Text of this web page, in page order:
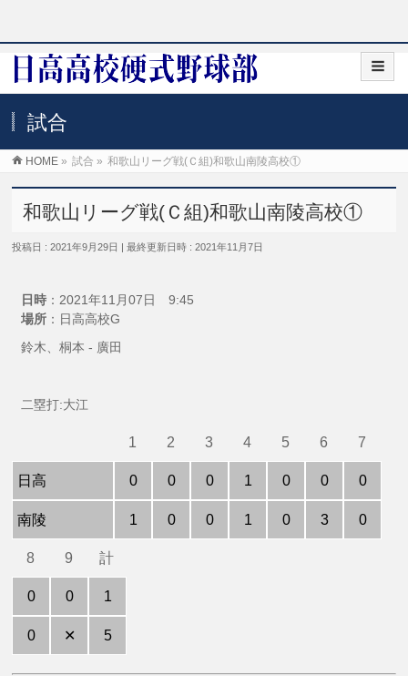
試合
HOME » 試合 » 和歌山リーグ戦(Ｃ組)和歌山南陵高校①
和歌山リーグ戦(Ｃ組)和歌山南陵高校①
投稿日 : 2021年9月29日 最終更新日時 : 2021年11月7日
日時 ：2021年11月07日 9:45
場所 ：日高高校G
鈴木、桐本 - 廣田
二塁打:大江
日高
南陵
1
0
1
2
0
0
3
0
0
4
1
1
5
0
0
6
0
3
7
0
0
8
0
0
9
0
✕
計
1
5